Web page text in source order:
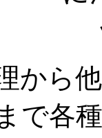
から
で各